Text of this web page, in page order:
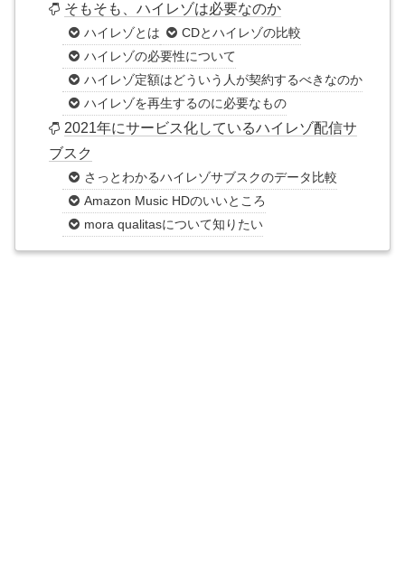
そもそも、ハイレゾは必要なのか
ハイレゾとは
CDとハイレゾの比較
ハイレゾの必要性について
ハイレゾ定額はどういう人が契約するべきなのか
ハイレゾを再生するのに必要なもの
2021年にサービス化しているハイレゾ配信サ
ブスク
さっとわかるハイレゾサブスクのデータ比較
Amazon Music HDのいいところ
mora qualitasについて知りたい